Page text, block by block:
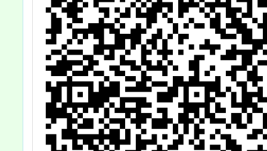
份，鼓勵貴校踴
躍薦送，請查
照。